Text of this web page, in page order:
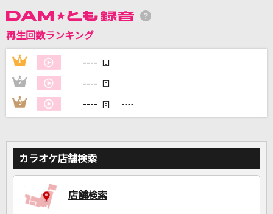
イケナイ太陽
DAMの新曲・ランキングなど
カラオケ最新情報をチェック！
DAMに会員登録・ログインして
カラオケをもっと楽しもう！
再生回数ランキング
1 ---- 回 ----
2 ---- 回 ----
3 ---- 回 ----
カラオケ店舗検索
店舗検索